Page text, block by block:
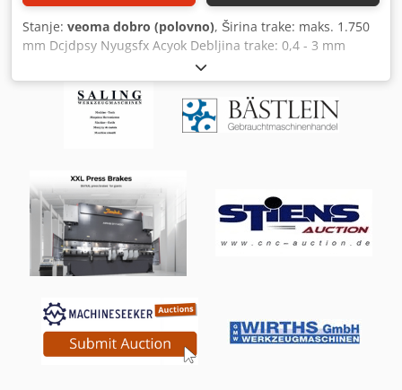
Stanje: veoma dobro (polovno), Širina trake: maks. 1.750
mm Dcjdpsy Nyugsfx Acyok Debljina trake: 0,4 - 3 mm
Opseg zakretanja poprečnog sečenja: +/- 34° Težina
kotura: maks. 25 t Spoljašnji prečnik kotura: maks. 2.000
mm Prečnik osovine: 508 mm Godina proizvodnje:
1971/2004/2020/2023